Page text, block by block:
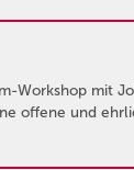
Workshop mit
offene und